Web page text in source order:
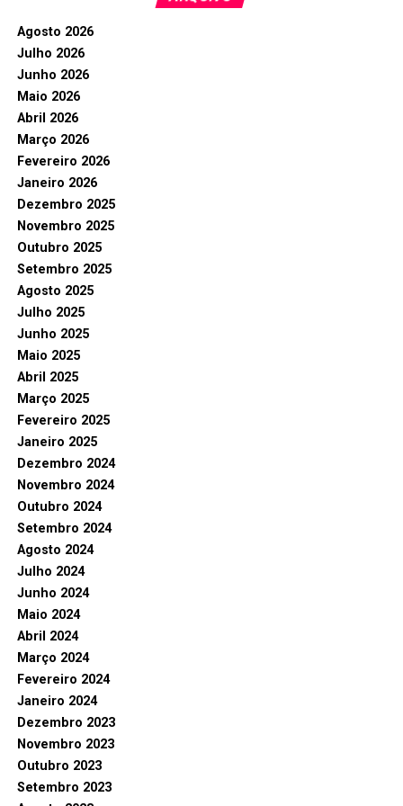
Agosto 2026
Julho 2026
Junho 2026
Maio 2026
Abril 2026
Março 2026
Fevereiro 2026
Janeiro 2026
Dezembro 2025
Novembro 2025
Outubro 2025
Setembro 2025
Agosto 2025
Julho 2025
Junho 2025
Maio 2025
Abril 2025
Março 2025
Fevereiro 2025
Janeiro 2025
Dezembro 2024
Novembro 2024
Outubro 2024
Setembro 2024
Agosto 2024
Julho 2024
Junho 2024
Maio 2024
Abril 2024
Março 2024
Fevereiro 2024
Janeiro 2024
Dezembro 2023
Novembro 2023
Outubro 2023
Setembro 2023